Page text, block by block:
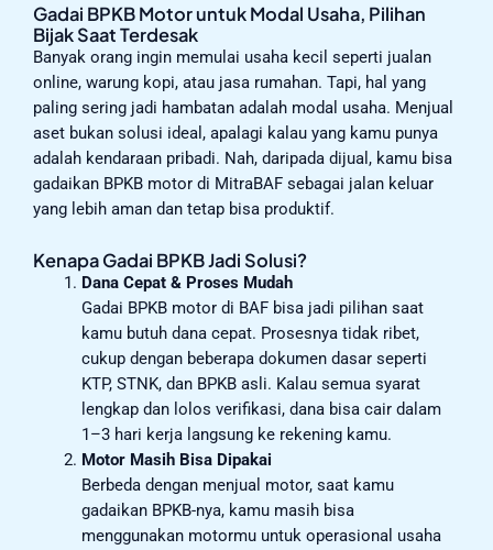
Gadai BPKB Motor untuk Modal Usaha, Pilihan
Bijak Saat Terdesak
Banyak orang ingin memulai usaha kecil seperti jualan
online, warung kopi, atau jasa rumahan. Tapi, hal yang
paling sering jadi hambatan adalah modal usaha. Menjual
aset bukan solusi ideal, apalagi kalau yang kamu punya
adalah kendaraan pribadi. Nah, daripada dijual, kamu bisa
gadaikan BPKB motor di MitraBAF sebagai jalan keluar
yang lebih aman dan tetap bisa produktif.
Kenapa Gadai BPKB Jadi Solusi?
Dana Cepat & Proses Mudah
Gadai BPKB motor di BAF bisa jadi pilihan saat
kamu butuh dana cepat. Prosesnya tidak ribet,
cukup dengan beberapa dokumen dasar seperti
KTP, STNK, dan BPKB asli. Kalau semua syarat
lengkap dan lolos verifikasi, dana bisa cair dalam
1–3 hari kerja langsung ke rekening kamu.
Motor Masih Bisa Dipakai
Berbeda dengan menjual motor, saat kamu
gadaikan BPKB-nya, kamu masih bisa
menggunakan motormu untuk operasional usaha